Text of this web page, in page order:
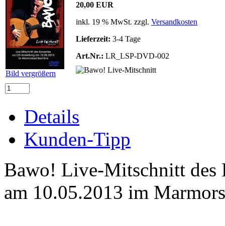
Bild vergrößern
20,00 EUR
inkl. 19 % MwSt. zzgl. Versandkosten
Lieferzeit: 3-4 Tage
Art.Nr.: LR_LSP-DVD-002
Details
Kunden-Tipp
Bawo! Live-Mitschnitt des
am 10.05.2013 im